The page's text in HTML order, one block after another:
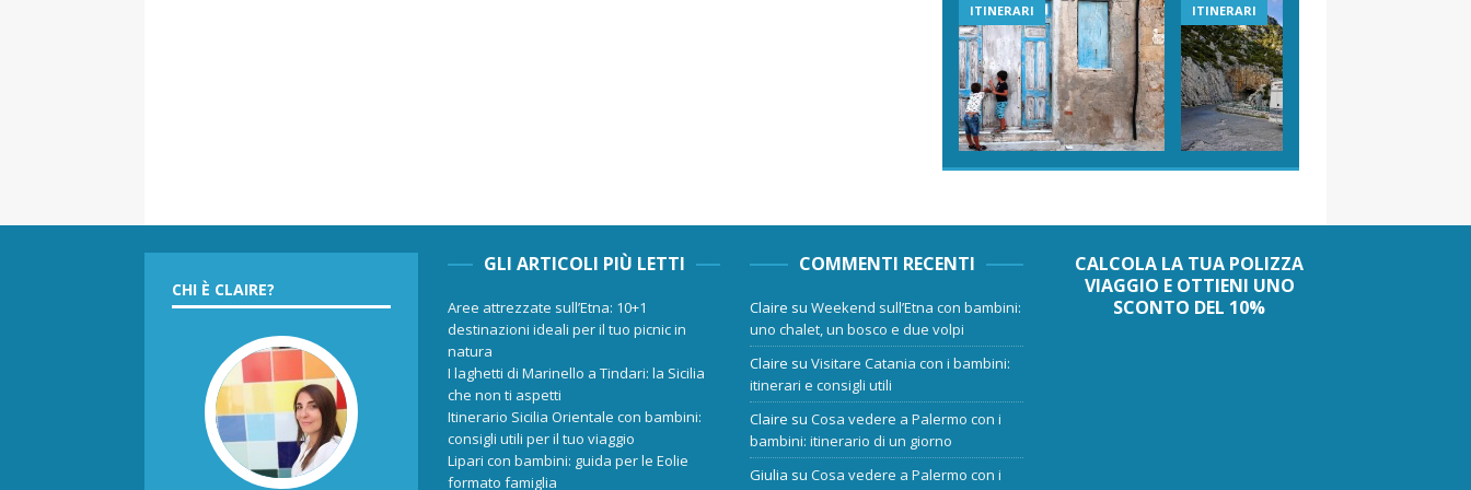
ITINERARI ITINERARI
CHI È CLAIRE?
GLI ARTICOLI PIÙ LETTI
Aree attrezzate sull’Etna: 10+1
destinazioni ideali per il tuo picnic in
natura
I laghetti di Marinello a Tindari: la Sicilia
che non ti aspetti
Itinerario Sicilia Orientale con bambini:
consigli utili per il tuo viaggio
Lipari con bambini: guida per le Eolie
formato famiglia
COMMENTI RECENTI
Claire suWeekend sull’Etna con bambini:
uno chalet, un bosco e due volpi
Claire suVisitare Catania con i bambini:
itinerari e consigli utili
Claire suCosa vedere a Palermo con i
bambini: itinerario di un giorno
Giulia suCosa vedere a Palermo con i
CALCOLA LA TUA POLIZZA
VIAGGIO E OTTIENI UNO
SCONTO DEL 10%